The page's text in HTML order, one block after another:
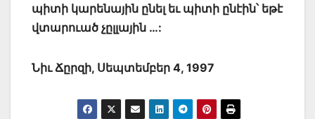
պիտի կարենային ընել եւ պիտի ընէին՝ եթէ
վտարուած չըլլային …:
Նիւ Ճըրզի, Սեպտեմբեր 4, 1997